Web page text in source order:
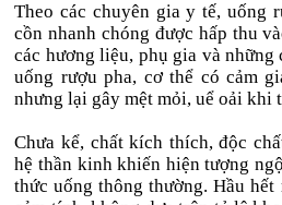
Theo các chuyên gia y tế, uống
cồn nhanh chóng được hấp thu
các hương liệu, phụ gia và
uống rượu pha, cơ thể có cảm
nhưng lại gây mệt mỏi, uể oải khi
Chưa kể, chất kích thích, độc
hệ thần kinh khiến hiện tượng
thức uống thông thường. Hầu